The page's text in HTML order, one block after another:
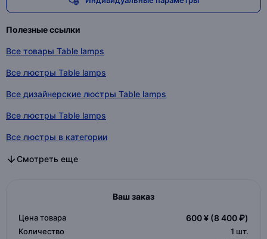
Полезные ссылки
Все товары Table lamps
Все люстры Table lamps
Все дизайнерские люстры Table lamps
Все люстры Table lamps
Все люстры в категории
Все дизайнерские люстры в категории
Все люстры в категории
Смотреть еще
Ваш заказ
Цена товара 600 ¥ (8 400 ₽)
Количество 1 шт.